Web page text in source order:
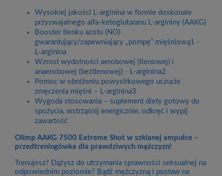
Wysokiej jakości L-arginina w formie doskonale
przyswajalnego alfa-ketoglutaranu L-argininy (AAKG)
Booster tlenku azotu (NO)
gwarantujący/zapewniający „pompę” mięśniową1 -
L-arginina
Wzrost wydolności aerobowej (tlenowej) i
anaerobowej (beztlenowej) - L-arginina2
Pomoc w obniżeniu powysiłkowego uczucie
zmęczenia mięśni – L-arginina3
Wygoda stosowania – suplement diety gotowy do
spożycia, wstrząśnij energicznie, odkręć i wypij
zawartość
Olimp AAKG 7500 Extreme Shot w szklanej ampułce –
przedtreningówka dla prawdziwych mężczyzn!
Trenujesz? Dążysz do utrzymania sprawności seksualnej na
odpowiednim poziomie? Bądź mężczyzną i postaw na